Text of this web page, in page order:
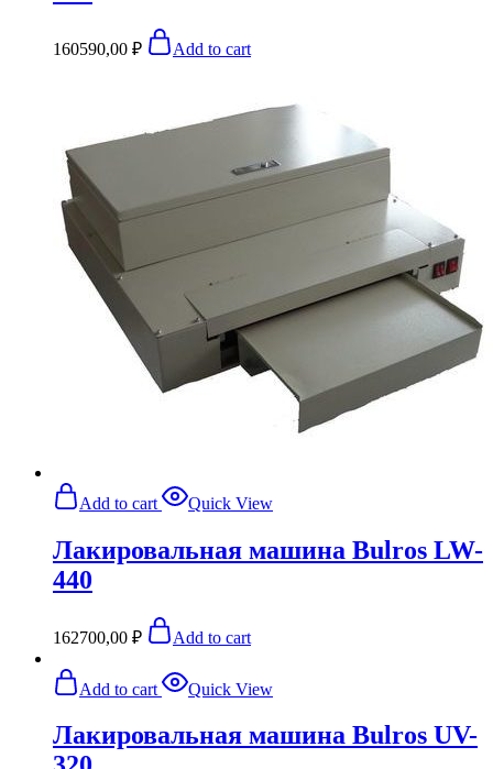
160590,00 ₽ Add to cart
Add to cart Quick View
Лакировальная машина Bulros LW-
440
162700,00 ₽ Add to cart
Add to cart Quick View
Лакировальная машина Bulros UV-